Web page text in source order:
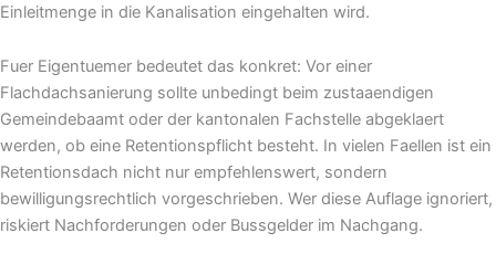
Einleitmenge in die Kanalisation eingehalten wird.
Fuer Eigentuemer bedeutet das konkret: Vor einer
Flachdachsanierung sollte unbedingt beim zustaaendigen
Gemeindebaamt oder der kantonalen Fachstelle abgeklaert
werden, ob eine Retentionspflicht besteht. In vielen Faellen ist ein
Retentionsdach nicht nur empfehlenswert, sondern
bewilligungsrechtlich vorgeschrieben. Wer diese Auflage ignoriert,
riskiert Nachforderungen oder Bussgelder im Nachgang.